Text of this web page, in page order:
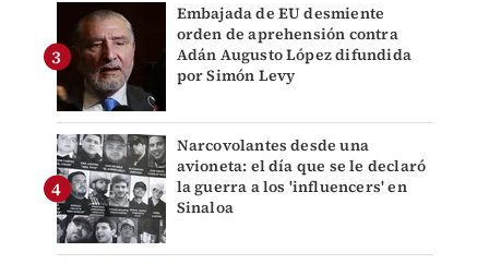
Embajada de EU desmiente
orden de aprehensión contra
Adán Augusto López difundida
por Simón Levy
Narcovolantes desde una
avioneta: el día que se le declaró
la guerra a los 'influencers' en
Sinaloa